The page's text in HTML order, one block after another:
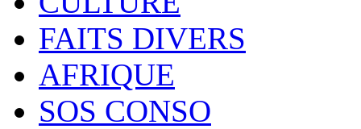
FAITS DIVERS
AFRIQUE
SOS CONSO